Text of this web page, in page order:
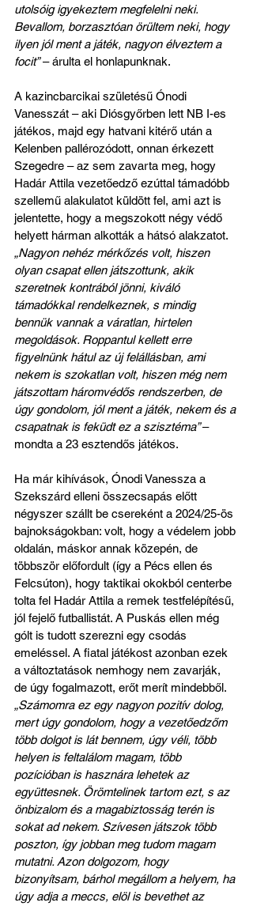
utolsóig igyekeztem megfelelni neki.
Bevallom, borzasztóan örültem neki, hogy
ilyen jól ment a játék, nagyon élveztem a
focit” – árulta el honlapunknak.
A kazincbarcikai születésű Ónodi
Vanesszát – aki Diósgyőrben lett NB I-es
játékos, majd egy hatvani kitérő után a
Kelenben pallérozódott, onnan érkezett
Szegedre – az sem zavarta meg, hogy
Hadár Attila vezetőedző ezúttal támadóbb
szellemű alakulatot küldött fel, ami azt is
jelentette, hogy a megszokott négy védő
helyett hárman alkották a hátsó alakzatot.
„Nagyon nehéz mérkőzés volt, hiszen
olyan csapat ellen játszottunk, akik
szeretnek kontrából jönni, kiváló
támadókkal rendelkeznek, s mindig
bennük vannak a váratlan, hirtelen
megoldások. Roppantul kellett erre
figyelnünk hátul az új felállásban, ami
nekem is szokatlan volt, hiszen még nem
játszottam háromvédős rendszerben, de
úgy gondolom, jól ment a játék, nekem és a
csapatnak is feküdt ez a szisztéma” –
mondta a 23 esztendős játékos.
Ha már kihívások, Ónodi Vanessza a
Szekszárd elleni összecsapás előtt
négyszer szállt be csereként a 2024/25-ös
bajnokságokban: volt, hogy a védelem jobb
oldalán, máskor annak közepén, de
többször előfordult (így a Pécs ellen és
Felcsúton), hogy taktikai okokból centerbe
tolta fel Hadár Attila a remek testfelépítésű,
jól fejelő futballistát. A Puskás ellen még
gólt is tudott szerezni egy csodás
emeléssel. A fiatal játékost azonban ezek
a változtatások nemhogy nem zavarják,
de úgy fogalmazott, erőt merít mindebből.
„Számomra ez egy nagyon pozitív dolog,
mert úgy gondolom, hogy a vezetőedzőm
több dolgot is lát bennem, úgy véli, több
helyen is feltalálom magam, több
pozícióban is hasznára lehetek az
együttesnek. Örömtelinek tartom ezt, s az
önbizalom és a magabiztosság terén is
sokat ad nekem. Szívesen játszok több
poszton, így jobban meg tudom magam
mutatni. Azon dolgozom, hogy
bizonyítsam, bárhol megállom a helyem, ha
úgy adja a meccs, elöl is bevethet az